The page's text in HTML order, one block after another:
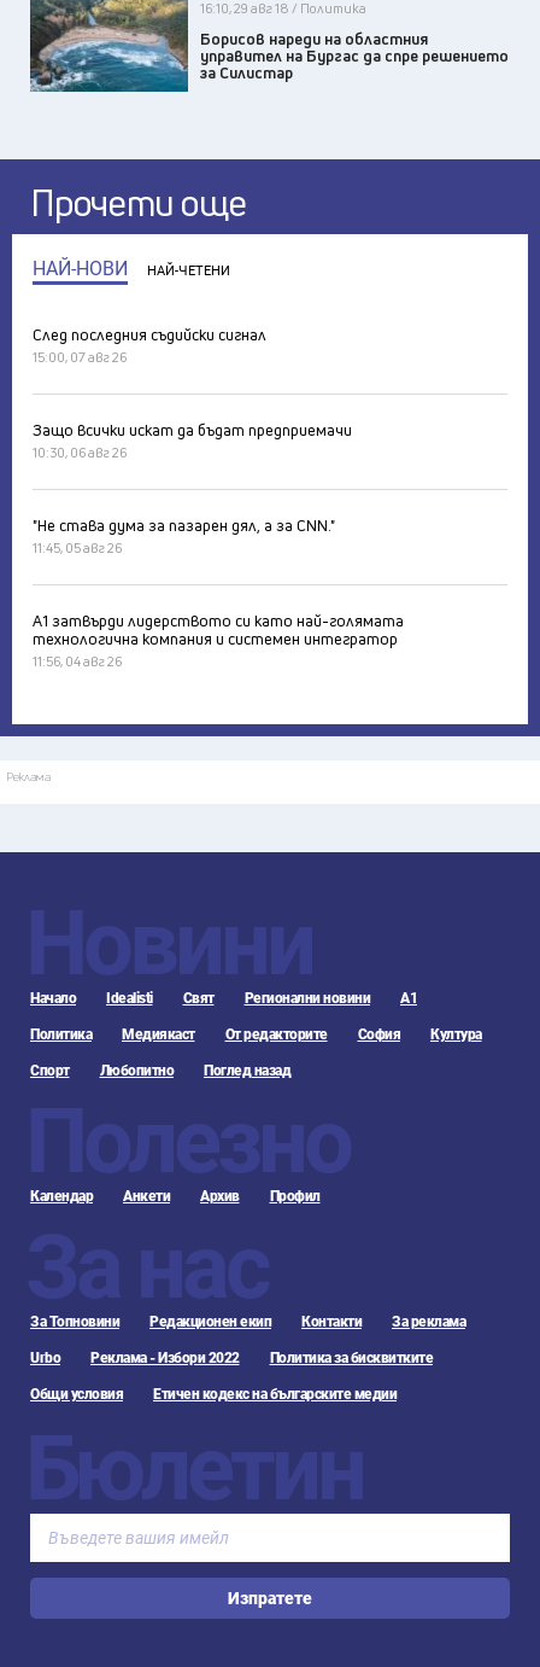
16:10, 29 авг 18 / Политика
Борисов нареди на областния
управител на Бургас да спре решението
за Силистар
Прочети още
НАЙ-НОВИ НАЙ-ЧЕТЕНИ
След последния съдийски сигнал
15:00, 07 авг 26
Защо всички искат да бъдат предприемачи
10:30, 06 авг 26
"Не става дума за пазарен дял, а за CNN."
11:45, 05 авг 26
А1 затвърди лидерството си като най-голямата
технологична компания и системен интегратор
11:56, 04 авг 26
Реклама
Новини
Начало Idealisti Свят Регионални новини А1
Политика Медиякаст От редакторите София Култура
Спорт Любопитно Поглед назад
Полезно
Календар Анкети Архив Профил
За нас
За Топновини Редакционен екип Контакти За реклама
Urbo Реклама - Избори 2022 Политика за бисквитките
Общи условия Етичен кодекс на българските медии
Бюлетин
Изпратете